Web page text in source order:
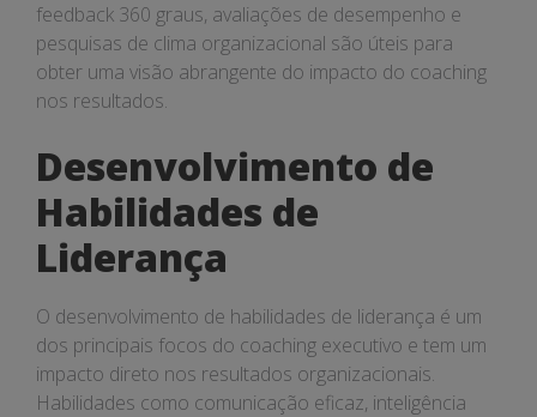
feedback 360 graus, avaliações de desempenho e
pesquisas de clima organizacional são úteis para
obter uma visão abrangente do impacto do coaching
nos resultados.
Desenvolvimento de
Habilidades de
Liderança
O desenvolvimento de habilidades de liderança é um
dos principais focos do coaching executivo e tem um
impacto direto nos resultados organizacionais.
Habilidades como comunicação eficaz, inteligência